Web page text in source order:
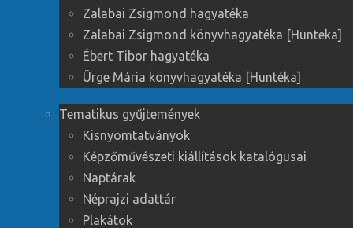
Zalabai Zsigmond hagyatéka
Zalabai Zsigmond könyvhagyatéka [Hunteka]
Ébert Tibor hagyatéka
Ürge Mária könyvhagyatéka [Huntéka]
Tematikus gyűjtemények
Kisnyomtatványok
Képzőművészeti kiállítások katalógusai
Naptárak
Néprajzi adattár
Plakátok